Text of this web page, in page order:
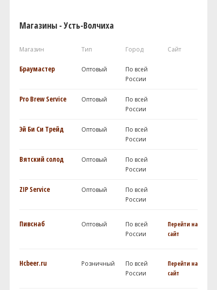
Магазины - Усть-Волчиха
Магазин Тип Город Сайт
Браумастер Оптовый
По всей
России
Pro Brew Service Оптовый
По всей
России
Эй Би Си Трейд Оптовый
По всей
России
Вятский солод Оптовый
По всей
России
ZIP Service Оптовый
По всей
России
Пивснаб Оптовый
По всей
России
Перейти на
сайт
Hcbeer.ru Розничный
По всей
России
Перейти на
сайт